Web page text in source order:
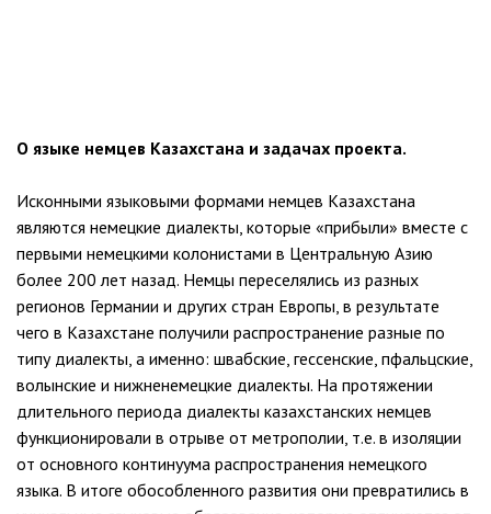
О языке немцев Казахстана и задачах проекта.
Исконными языковыми формами немцев Казахстана
являются немецкие диалекты, которые «прибыли» вместе с
первыми немецкими колонистами в Центральную Азию
более 200 лет назад. Немцы переселялись из разных
регионов Германии и других стран Европы, в результате
чего в Казахстане получили распространение разные по
типу диалекты, а именно: швабские, гессенские, пфальцские,
волынские и нижненемецкие диалекты. На протяжении
длительного периода диалекты казахстанских немцев
функционировали в отрыве от метрополии, т.е. в изоляции
от основного континуума распространения немецкого
языка. В итоге обособленного развития они превратились в